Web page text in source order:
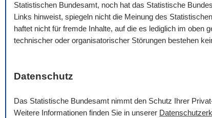
Statistischen Bundesamt, noch hat das Statistische
Links hinweist, spiegeln nicht die Meinung des
haftet nicht für fremde Inhalte, auf die es lediglich im oben
technischer oder organisatorischer Störungen bestehen
Datenschutz
Das Statistische Bundesamt nimmt den Schutz Ihrer
Weitere Informationen finden Sie in unserer